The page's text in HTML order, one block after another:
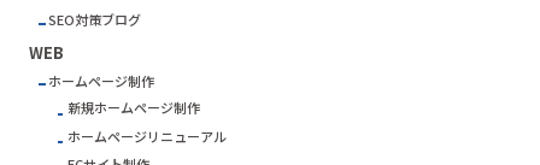
SEO対策ブログ
WEB
ホームページ制作
新規ホームページ制作
ホームページリニューアル